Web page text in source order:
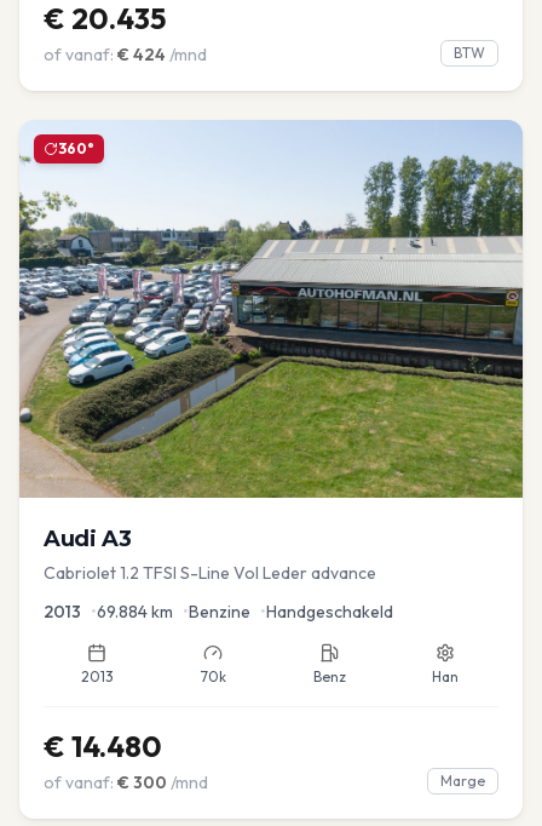
€ 20.435
of vanaf: € 424 /mnd BTW
360°
Audi A3
Cabriolet 1.2 TFSI S-Line Vol Leder advance
2013 •69.884km •Benzine •Handgeschakeld
2013 70k Benz Han
€ 14.480
of vanaf: € 300 /mnd Marge